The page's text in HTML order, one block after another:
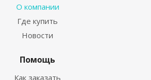
О компании
Где купить
Новости
Помощь
Как заказать